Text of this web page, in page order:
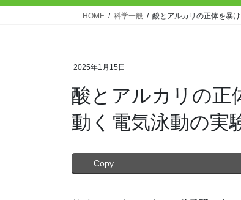
HOME 科学一般 酸とアルカリの正体を暴
2025年1月15日
酸とアルカリの正
動く電気泳動の実
Copy